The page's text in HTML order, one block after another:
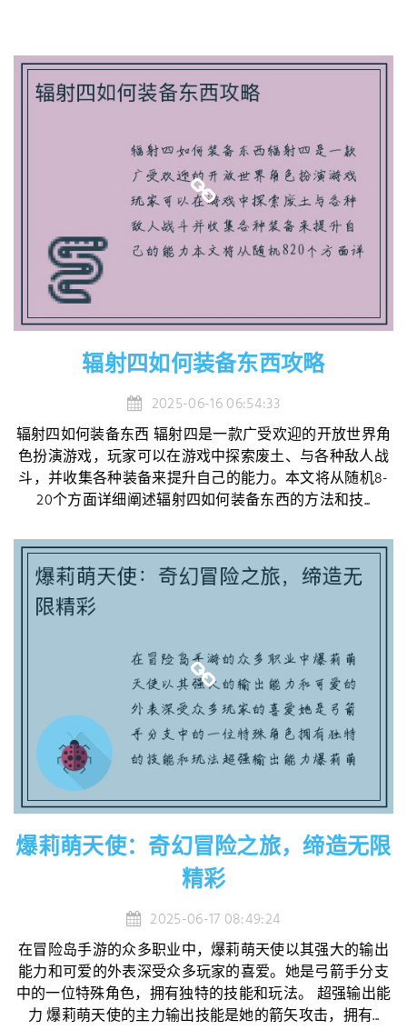
辐射四如何装备东西攻略
2025-06-16 06:54:33
辐射四如何装备东西 辐射四是一款广受欢迎的开放世界角
色扮演游戏，玩家可以在游戏中探索废土、与各种敌人战
斗，并收集各种装备来提升自己的能力。本文将从随机8-
20个方面详细阐述辐射四如何装备东西的方法和技...
爆莉萌天使：奇幻冒险之旅，缔造无限
精彩
2025-06-17 08:49:24
在冒险岛手游的众多职业中，爆莉萌天使以其强大的输出
能力和可爱的外表深受众多玩家的喜爱。她是弓箭手分支
中的一位特殊角色，拥有独特的技能和玩法。 超强输出能
力 爆莉萌天使的主力输出技能是她的箭矢攻击，拥有...